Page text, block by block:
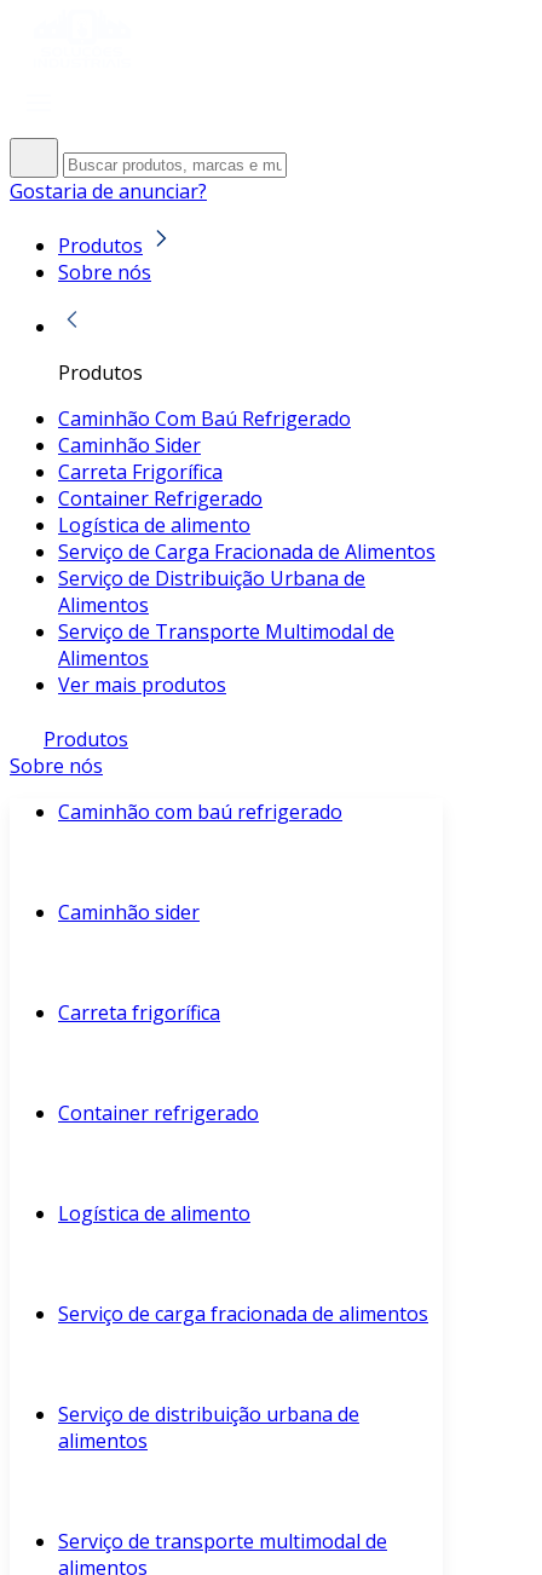
Gostaria de anunciar?
Produtos
Sobre nós
Produtos
Caminhão Com Baú Refrigerado
Caminhão Sider
Carreta Frigorífica
Container Refrigerado
Logística de alimento
Serviço de Carga Fracionada de Alimentos
Serviço de Distribuição Urbana de
Alimentos
Serviço de Transporte Multimodal de
Alimentos
Ver mais produtos
Produtos
Sobre nós
Caminhão com baú refrigerado
Caminhão sider
Carreta frigorífica
Container refrigerado
Logística de alimento
Serviço de carga fracionada de alimentos
Serviço de distribuição urbana de
alimentos
Serviço de transporte multimodal de
alimentos